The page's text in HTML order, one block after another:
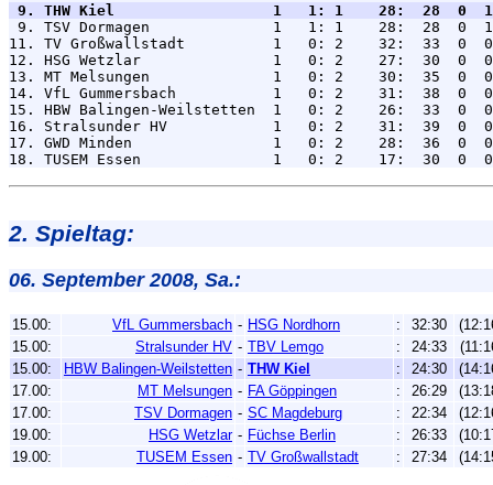
9. THW Kiel                  1   1: 1    28:  28  0
9. TSV Dormagen              1   1: 1    28:  28  0
11. TV Großwallstadt          1   0: 2    32:  33  0
12. HSG Wetzlar               1   0: 2    27:  30  0
13. MT Melsungen              1   0: 2    30:  35  0
14. VfL Gummersbach           1   0: 2    31:  38  0
15. HBW Balingen-Weilstetten  1   0: 2    26:  33  0
16. Stralsunder HV            1   0: 2    31:  39  0
17. GWD Minden                1   0: 2    28:  36  0
2. Spieltag:
06. September 2008, Sa.:
15.00: VfL Gummersbach - HSG Nordhorn : 32:30
15.00:
Stralsunder HV - TBV Lemgo : 24:33
15.00:
HBW Balingen-Weilstetten - THW Kiel : 24:30
17.00:
MT Melsungen - FA Göppingen : 26:29
17.00:
TSV Dormagen - SC Magdeburg : 22:34
19.00:
HSG Wetzlar - Füchse Berlin : 26:33
19.00:
TUSEM Essen - TV Großwallstadt : 27:34